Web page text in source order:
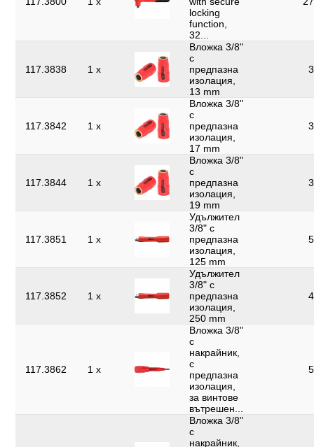
locking
function,
32...
117.3838 1 x
Вложка 3/8"
с
предпазна
изолация,
13 mm
117.3842 1 x
Вложка 3/8"
с
предпазна
изолация,
17 mm
117.3844 1 x
Вложка 3/8"
с
предпазна
изолация,
19 mm
117.3851 1 x
Удължител
3/8" с
предпазна
изолация,
125 mm
117.3852 1 x
Удължител
3/8" с
предпазна
изолация,
250 mm
117.3862 1 x
Вложка 3/8"
с
накрайник,
с
предпазна
изолация,
за винтове
вътрешен...
Вложка 3/8"
с
накрайник,